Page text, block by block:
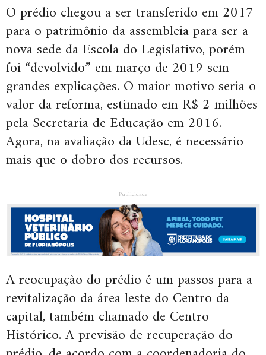
O prédio chegou a ser transferido em 2017
para o patrimônio da assembleia para ser a
nova sede da Escola do Legislativo, porém
foi “devolvido” em março de 2019 sem
grandes explicações. O maior motivo seria o
valor da reforma, estimado em R$ 2 milhões
pela Secretaria de Educação em 2016.
Agora, na avaliação da Udesc, é necessário
mais que o dobro dos recursos.
Publicidade
A reocupação do prédio é um passos para a
revitalização da área leste do Centro da
capital, também chamado de Centro
Histórico. A previsão de recuperação do